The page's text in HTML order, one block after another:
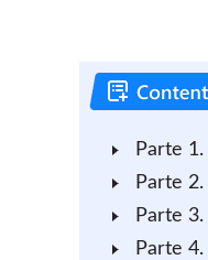
Parte
Parte
Parte
Parte